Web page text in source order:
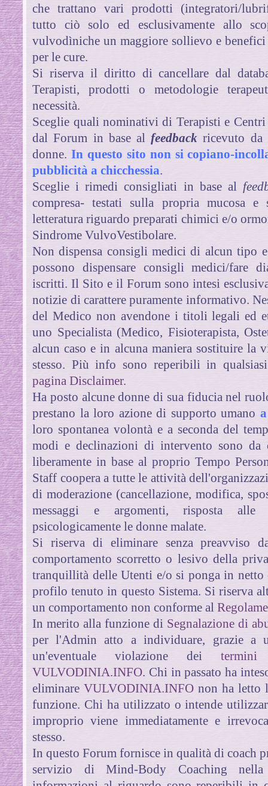
che trattano vari prodotti (integratori/
tutto ciò solo ed esclusivamente allo
vulvodìniche un maggiore sollievo e
per le cure.
Si riserva il diritto di cancellare dal
Terapisti, prodotti o metodologie
necessità.
Sceglie quali nominativi di Terapisti e
dal Forum in base al feedback ricevuto da
donne. In questo sito non si copiano-
pubblicità a chicchessia.
Sceglie i rimedi consigliati in base al
compresa- testati sulla propria mucosa
letteratura riguardo preparati chimici e/o
Sindrome VulvoVestibolare.
Non dispensa consigli medici di alcun tipo
possono dispensare consigli medici/fare
iscritti. Il Sito e il Forum sono intesi
notizie di carattere puramente informativo.
del Medico non avendone i titoli legali ed
uno Specialista (Medico, Fisioterapista,
alcun caso e in alcuna maniera sostituire la
stesso. Più info sono reperibili in
pagina Disclaimer.
Ha posto alcune donne di sua fiducia nel
prestano la loro azione di supporto umano
loro spontanea volontà e a seconda del
modi e declinazioni di intervento sono da
liberamente in base al proprio Tempo
Staff coopera a tutte le attività
di moderazione (cancellazione, modifica,
messaggi e argomenti, risposta alle
psicologicamente le donne malate.
Si riserva di eliminare senza preavviso
comportamento scorretto o lesivo della
tranquillità delle Utenti e/o si ponga in netto
profilo tenuto in questo Sistema. Si riserva
un comportamento non conforme al
In merito alla funzione di Segnalazione di
per l'Admin atto a individuare,
grazie a
un'eventuale violazione dei
VULVODINIA.INFO. Chi in passato ha
eliminareVULVODINIA.INFO non ha letto
funzione. Chi ha utilizzato o intende
improprio viene immediatamente e
stesso.
In questo Forum fornisce in qualità di coach
servizio di Mind-Body Coaching